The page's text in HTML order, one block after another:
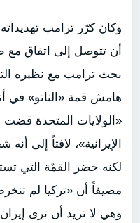
وكان كرّر ترامب
أن تتوصل إلى اتفاق مع
بحث ترامب مع نظيره
هامش قمة «الناتو» في
«الولايات المتحدة
الإيرانية»، لافتاً إلى
لكنه حضر القمّة التي
مضيفاً أن «تركيا لم
وهي لا تريد أن ترى